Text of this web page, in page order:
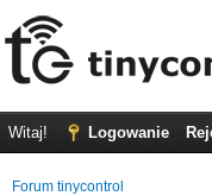
Witaj! Logowanie
Forum tinycontrol